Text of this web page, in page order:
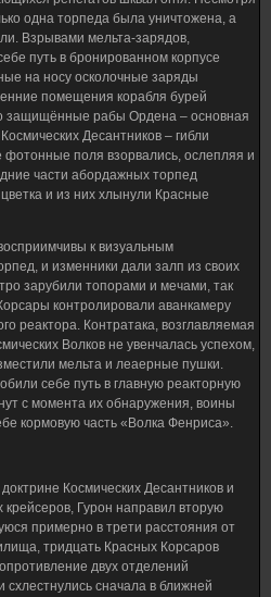
одна торпеда была уничтожена, а
Взрывами мельта-зарядов,
путь в бронированном корпусе
на носу осколочные заряды
помещения корабля бурей
защищённые рабы Ордена – основная
Десантников – гибли
поля взорвались, ослепляя и
части абордажных торпед
и из них хлынули Красные
к визуальным
и изменники дали залп из своих
зарубили топорами и мечами, так
контролировали аванкамеру
реактора. Контратака, возглавляемая
Волков не увенчалась успехом,
мельта и леаерные пушки.
себе путь в главную реакторную
с момента их обнаружения, воины
кормовую часть «Волка Фенриса».
Космических Десантников и
Гурон направил вторую
примерно в трети расстояния от
тридцать Красных Корсаров
двух отделений
схлестнулись сначала в ближней